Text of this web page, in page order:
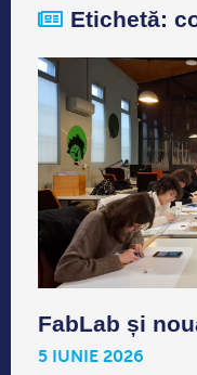
Etichetă:
FabLab și
5 IUNIE 2026